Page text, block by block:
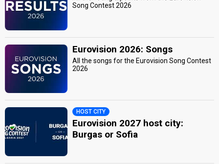
Song Contest 2026
Eurovision 2026: Songs
All the songs for the Eurovision Song Contest
2026
HOST CITY
Eurovision 2027 host city:
Burgas or Sofia